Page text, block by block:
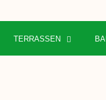
TERRASSEN